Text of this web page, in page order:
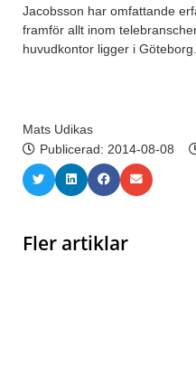
Jacobsson har omfattande
framför allt inom
huvudkontor ligger i Göteborg.
Mats Udikas
Publicerad: 2014-08-08
Fler artiklar